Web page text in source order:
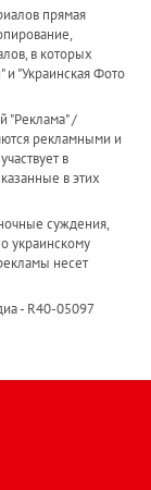
прямая
в которых
и "Украинская Фото
"Реклама" /
рекламными и
в
в этих
суждения,
украинскому
несет
- R40-05097